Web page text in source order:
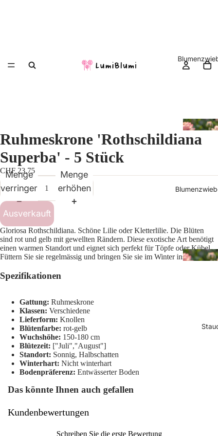
Ruhmeskrone 'Rothschildiana
Superba' - 5 Stück
CHF 23.75
Menge
verringern
Menge
erhöhen
Ausverkauft
Gloriosa Rothschildiana. Schöne Lilie oder Kletterlilie. Die Blüten
sind rot und gelb mit gewellten Rändern. Diese exotische Art benötigt
einen warmen Standort und eignet sich perfekt für Töpfe oder Kübel.
Füttern Sie sie regelmässig und bringen Sie sie im Winter ins Haus.
Spezifikationen
Gattung: Ruhmeskrone
Klassen: Verschiedene
Lieferform: Knollen
Blütenfarbe: rot-gelb
Wuchshöhe: 150-180 cm
Blütezeit: ["Juli","August"]
Standort: Sonnig, Halbschatten
Winterhart: Nicht winterhart
Bodenpräferenz: Entwässerter Boden
Das könnte Ihnen auch gefallen
Kundenbewertungen
Schreiben Sie die erste Bewertung